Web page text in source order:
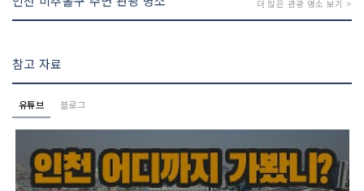
더 많은 관광 명소 보기 >
참고 자료
유튜브 블로그